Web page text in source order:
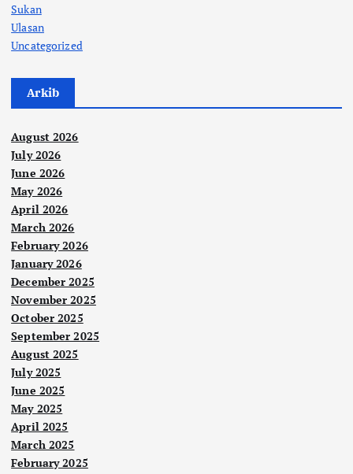
Sukan
Ulasan
Uncategorized
Arkib
August 2026
July 2026
June 2026
May 2026
April 2026
March 2026
February 2026
January 2026
December 2025
November 2025
October 2025
September 2025
August 2025
July 2025
June 2025
May 2025
April 2025
March 2025
February 2025